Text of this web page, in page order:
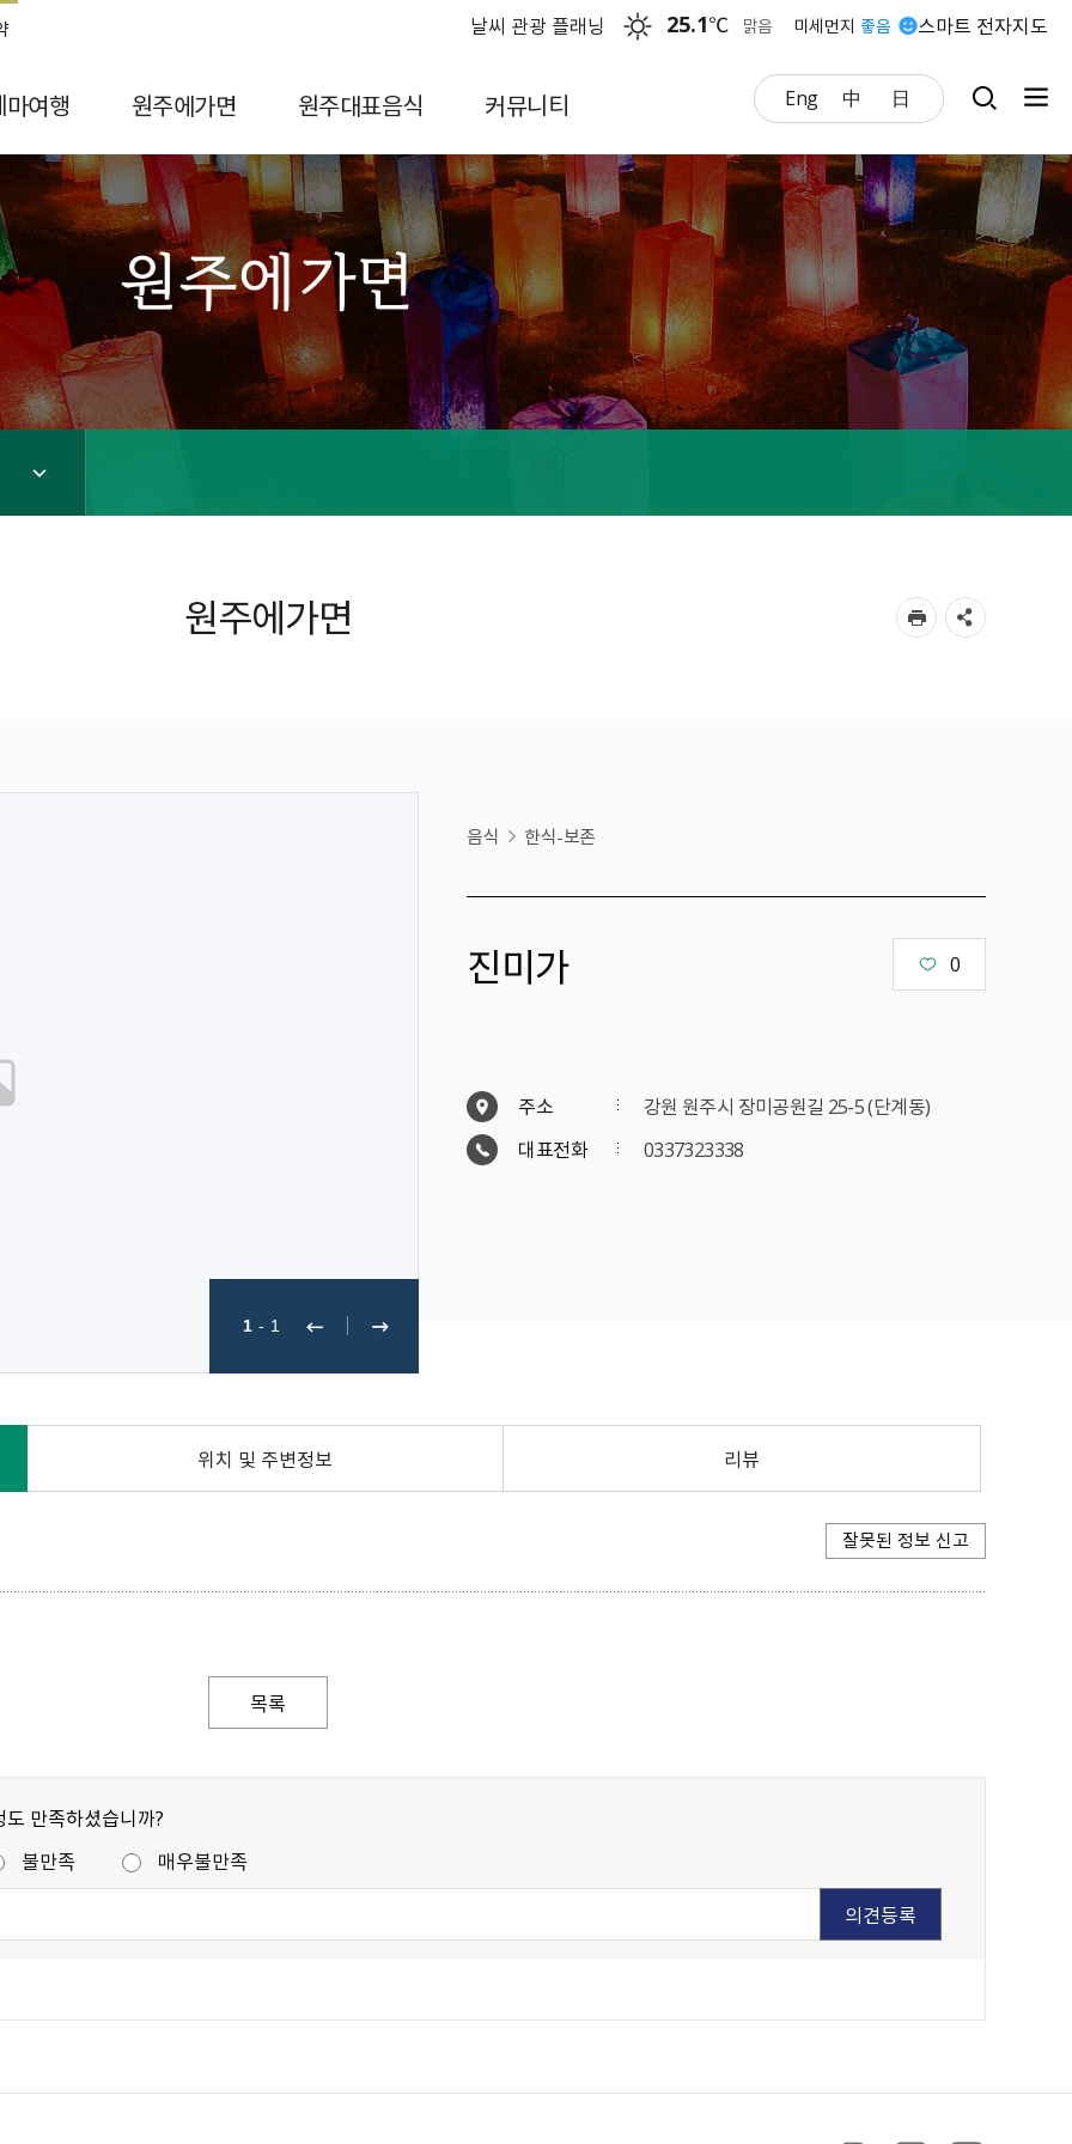
스마트 전자지도
날씨 관광 플래닝 25.1℃ 맑음 미세먼지 좋음
Eng 中 日
마여행 원주에가면 원주대표음식 커뮤니티
원주에가면
원주에가면
1 - 1
음식 한식-보존
진미가 0
주소
강원 원주시 장미공원길 25-5 (단계동)
대표전화
0337323338
위치 및 주변정보 리뷰
잘못된 정보 신고
목록
만족하셨습니까?
불만족 매우불만족